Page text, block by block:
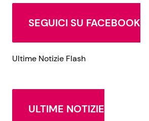
SEGUICI SU FACEBOOK
Ultime Notizie Flash
ULTIME NOTIZIE